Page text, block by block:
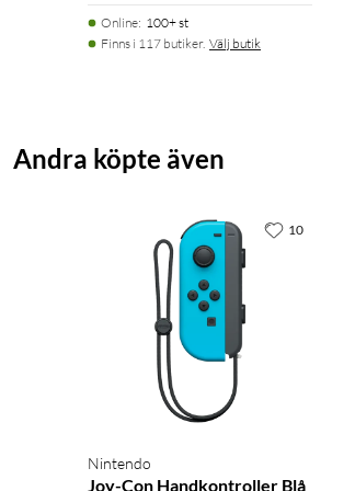
Online: 100+ st
Finns i 117 butiker. Välj butik
Andra köpte även
Nintendo
Joy-Con Handkontroller Blå
10